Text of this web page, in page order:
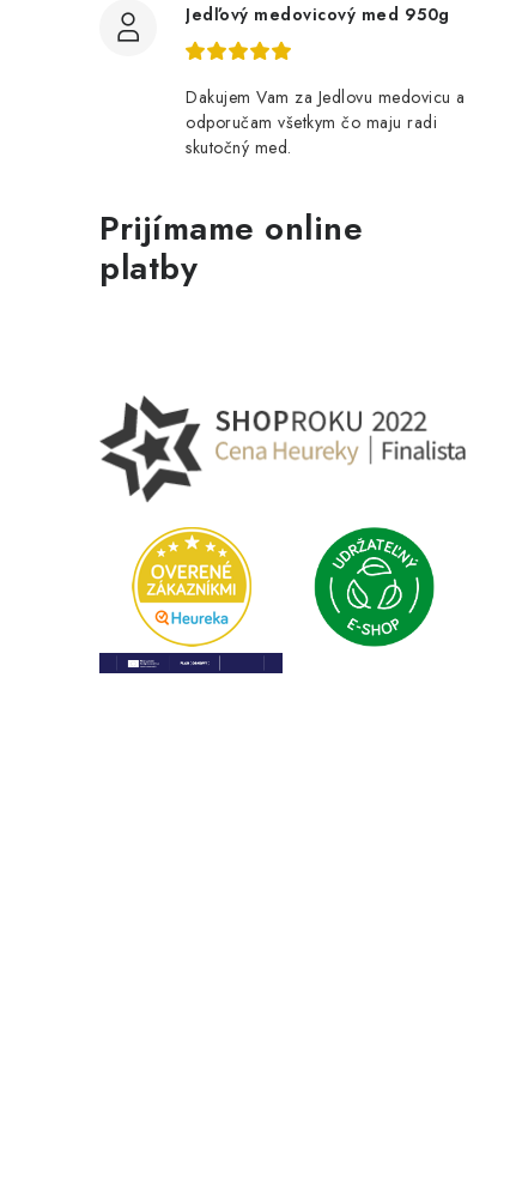
Jedľový medovicový med 950g
Dakujem Vam za Jedlovu medovicu a
odporučam všetkym čo maju radi
skutočný med.
Prijímame online
platby